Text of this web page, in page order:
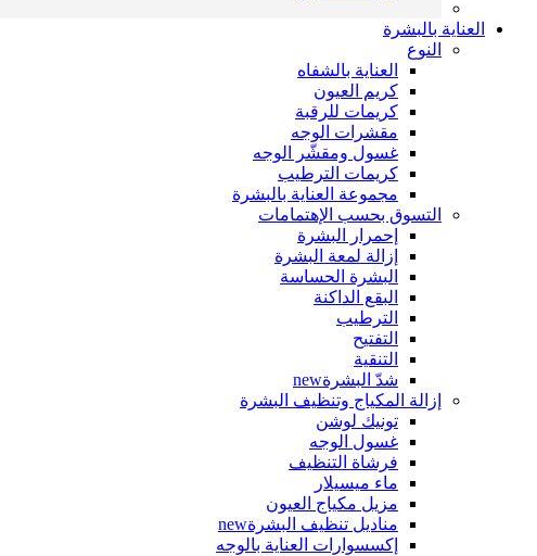
العناية بالبشرة
النوع
العناية بالشفاه
كريم العيون
كريمات للرقبة
مقشرات الوجه
غسول ومقشّر الوجه
كريمات الترطيب
مجموعة العناية بالبشرة
التسوق بحسب الإهتمامات
إحمرار البشرة
إزالة لمعة البشرة
البشرة الحساسة
البقع الداكنة
الترطيب
التفتيح
التنقية
شدّ البشرةnew
إزالة المكياج وتنظيف البشرة
تونيك لوشن
غسول الوجه
فرشاة التنظيف
ماء ميسيلار
مزيل مكياج العيون
مناديل تنظيف البشرةnew
إكسسوارات العناية بالوجه